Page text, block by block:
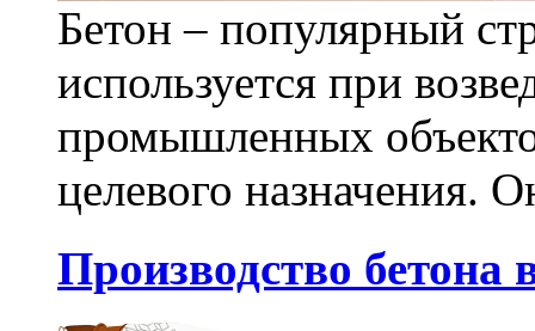
Бетон – популярный
используется при
промышленных
целевого назначения.
Производство бетона